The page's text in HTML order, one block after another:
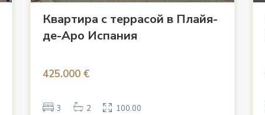
Квартира с террасой в Плайя-
де-Аро Испания
425.000 €
3 2 100.00